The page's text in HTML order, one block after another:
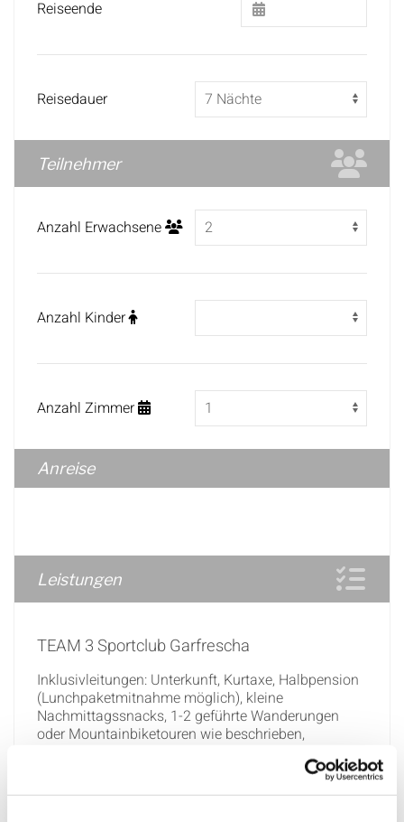
Reiseende
Reisedauer
Teilnehmer
Anzahl Erwachsene
Anzahl Kinder
Anzahl Zimmer
Anreise
Leistungen
TEAM 3 Sportclub Garfrescha
Inklusivleitungen: Unterkunft, Kurtaxe, Halbpension
(Lunchpaketmitnahme möglich), kleine
Nachmittagssnacks, 1-2 geführte Wanderungen
oder Mountainbiketouren wie beschrieben,
Reiseleitung und Programm, Kinderprogramm (6 -